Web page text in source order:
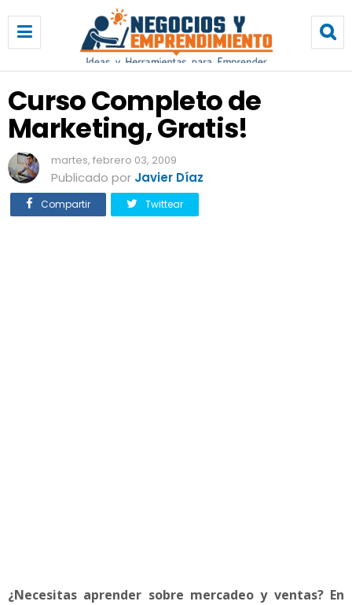
r
s
C
o
m
p
l
e
t
Curso Completo de
Marketing, Gratis!
martes, febrero 03, 2009
Publicado por Javier Díaz
Compartir Twittear
¿Necesitas aprender sobre mercadeo y ventas? En